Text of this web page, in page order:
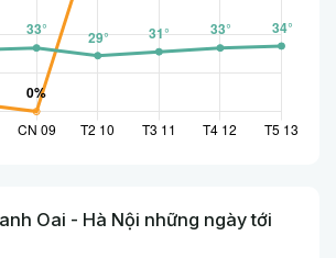
Oai - Hà Nội những ngày tới